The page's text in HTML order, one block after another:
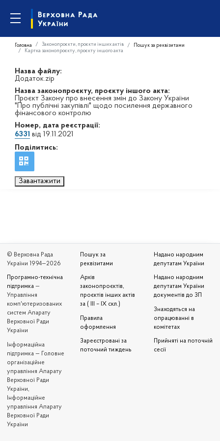
Головна Законопроєкти, проєкти інших актів
Пошук за реквізитами
Картка законопроєкту, проєкту іншого акта
Назва файлу:
Додаток.zip
Назва законопроєкту, проєкту іншого акта:
Проєкт Закону про внесення змін до Закону України
"Про публічні закупівлі" щодо посилення державного
фінансового контролю
Номер, дата реєстрації:
6331 від 19.11.2021
Поділитись:
Завантажити
© Верховна Рада
України 1994—2026
Програмно-технічна
підтримка —
Управління
комп'ютеризованих
систем Апарату
Верховної Ради
України
Iнформаційна
підтримка — Головне
організаційне
управління Апарату
Верховної Ради
України,
Інформаційне
управління Апарату
Верховної Ради
України
Пошук за
реквізитами
Архів
законопроєктів,
проєктів інших актів
за ( III – IX скл.)
Правила
оформлення
Зареєстровані за
поточний тиждень
Надано народним
депутатам України
Надано народним
депутатам України
документів до ЗП
Знаходяться на
опрацюванні в
комітетах
Прийняті на поточній
сесії